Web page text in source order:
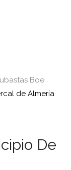
Boe
de Almería
De